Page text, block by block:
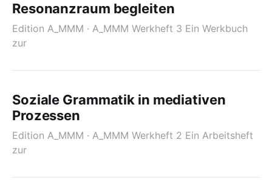
Resonanzraum begleiten
Edition A_MMM · A_MMM Werkheft 3 Ein Werkbuch
zur
Soziale Grammatik in mediativen
Prozessen
Edition A_MMM · A_MMM Werkheft 2 Ein Arbeitsheft
zur